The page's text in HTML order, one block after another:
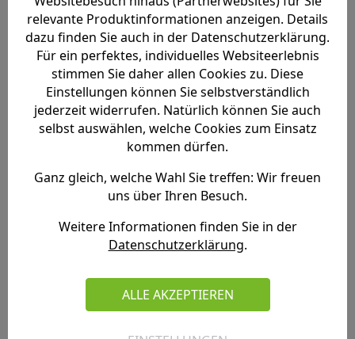
MEHR LESEN
07.08.2020
Offener Brief: "Freund & Feind"
relevante Produktinformationen anzeigen. Details
dazu finden Sie auch in der Datenschutzerklärung.
Für ein perfektes, individuelles Websiteerlebnis
stimmen Sie daher allen Cookies zu. Diese
Einstellungen können Sie selbstverständlich
jederzeit widerrufen. Natürlich können Sie auch
selbst auswählen, welche Cookies zum Einsatz
kommen dürfen.
Ganz gleich, welche Wahl Sie treffen: Wir freuen
uns über Ihren Besuch.
Weitere Informationen finden Sie in der
Datenschutzerklärung.
ALLE AKZEPTIEREN